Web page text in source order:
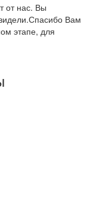
от нас. Вы
Вам
этапе, для